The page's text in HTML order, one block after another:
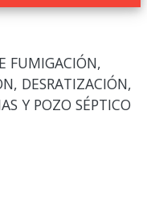
FUMIGACIÓN,
DESRATIZACIÓN,
Y POZO SÉPTICO